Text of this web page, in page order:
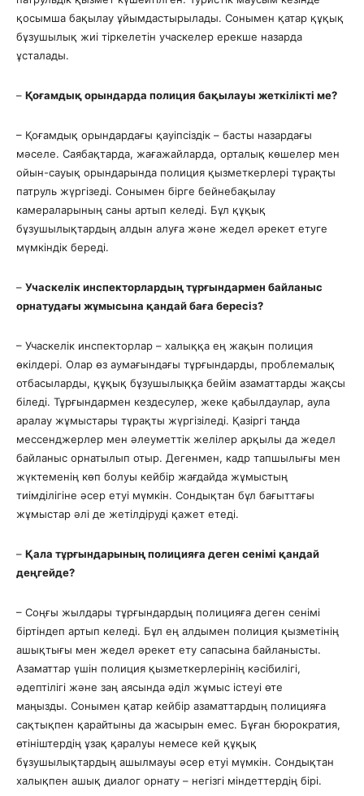
қосымша бақылау ұйымдастырылады. Сонымен қатар құқық
бұзушылық жиі тіркелетін учаскелер ерекше назарда
ұсталады.
– Қоғамдық орындарда полиция бақылауы жеткілікті ме?
– Қоғамдық орындардағы қауіпсіздік – басты назардағы
мәселе. Саябақтарда, жағажайларда, орталық көшелер мен
ойын-сауық орындарында полиция қызметкерлері тұрақты
патруль жүргізеді. Сонымен бірге бейнебақылау
камераларының саны артып келеді. Бұл құқық
бұзушылықтардың алдын алуға және жедел әрекет етуге
мүмкіндік береді.
– Учаскелік инспекторлардың тұрғындармен байланыс
орнатудағы жұмысына қандай баға бересіз?
– Учаскелік инспекторлар – халыққа ең жақын полиция
өкілдері. Олар өз аумағындағы тұрғындарды, проблемалық
отбасыларды, құқық бұзушылыққа бейім азаматтарды жақсы
біледі. Тұрғындармен кездесулер, жеке қабылдаулар, аула
аралау жұмыстары тұрақты жүргізіледі. Қазіргі таңда
мессенджерлер мен әлеуметтік желілер арқылы да жедел
байланыс орнатылып отыр. Дегенмен, кадр тапшылығы мен
жүктеменің көп болуы кейбір жағдайда жұмыстың
тиімділігіне әсер етуі мүмкін. Сондықтан бұл бағыттағы
жұмыстар әлі де жетілдіруді қажет етеді.
– Қала тұрғындарының полицияға деген сенімі қандай
деңгейде?
– Соңғы жылдары тұрғындардың полицияға деген сенімі
біртіндеп артып келеді. Бұл ең алдымен полиция қызметінің
ашықтығы мен жедел әрекет ету сапасына байланысты.
Азаматтар үшін полиция қызметкерлерінің кәсібилігі,
әдептілігі және заң аясында әділ жұмыс істеуі өте
маңызды. Сонымен қатар кейбір азаматтардың полицияға
сақтықпен қарайтыны да жасырын емес. Бұған бюрократия,
өтініштердің ұзақ қаралуы немесе кей құқық
бұзушылықтардың ашылмауы әсер етуі мүмкін. Сондықтан
халықпен ашық диалог орнату – негізгі міндеттердің бірі.